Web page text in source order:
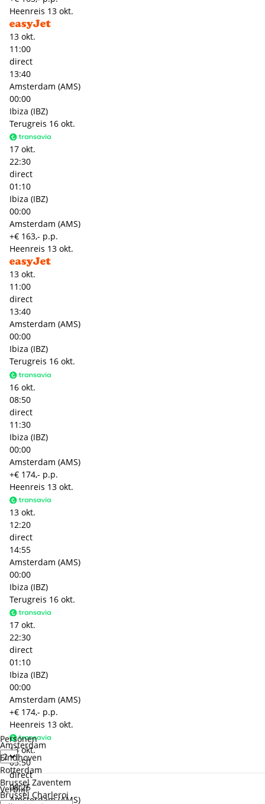
Personen
Verblijf
Amsterdam
Eindhoven
Rotterdam
Brussel Zaventem
Brussel Charleroi
Heenreis 13 okt.
13 okt.
11:00
direct
13:40
Amsterdam (AMS)
00:00
Ibiza (IBZ)
Terugreis 16 okt.
17 okt.
22:30
direct
01:10
Ibiza (IBZ)
00:00
Amsterdam (AMS)
+€ 163,- p.p.
Heenreis 13 okt.
13 okt.
11:00
direct
13:40
Amsterdam (AMS)
00:00
Ibiza (IBZ)
Terugreis 16 okt.
16 okt.
08:50
direct
11:30
Ibiza (IBZ)
00:00
Amsterdam (AMS)
+€ 174,- p.p.
Heenreis 13 okt.
13 okt.
12:20
direct
14:55
Amsterdam (AMS)
00:00
Ibiza (IBZ)
Terugreis 16 okt.
17 okt.
22:30
direct
01:10
Ibiza (IBZ)
00:00
Amsterdam (AMS)
+€ 174,- p.p.
Heenreis 13 okt.
13 okt.
05:50
direct
08:25
Amsterdam (AMS)